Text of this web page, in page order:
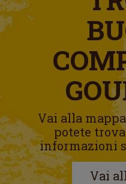
Vai alla
potete
informazioni
Vai